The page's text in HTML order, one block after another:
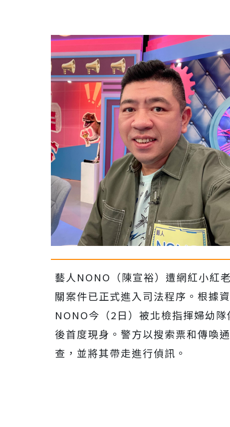
藝人NONO（陳宣裕）遭網紅小紅
關案件已正式進入司法程序。根據
NONO今（2日）被北檢指揮婦幼
後首度現身。警方以搜索票和傳喚
查，並將其帶走進行偵訊。